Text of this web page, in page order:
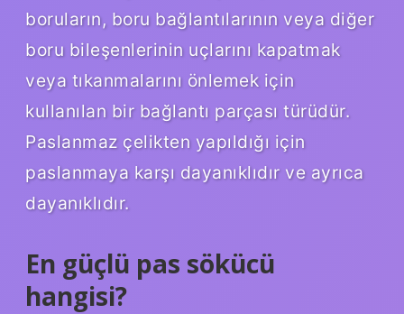
boruların, boru bağlantılarının veya diğer
boru bileşenlerinin uçlarını kapatmak
veya tıkanmalarını önlemek için
kullanılan bir bağlantı parçası türüdür.
Paslanmaz çelikten yapıldığı için
paslanmaya karşı dayanıklıdır ve ayrıca
dayanıklıdır.
En güçlü pas sökücü
hangisi?